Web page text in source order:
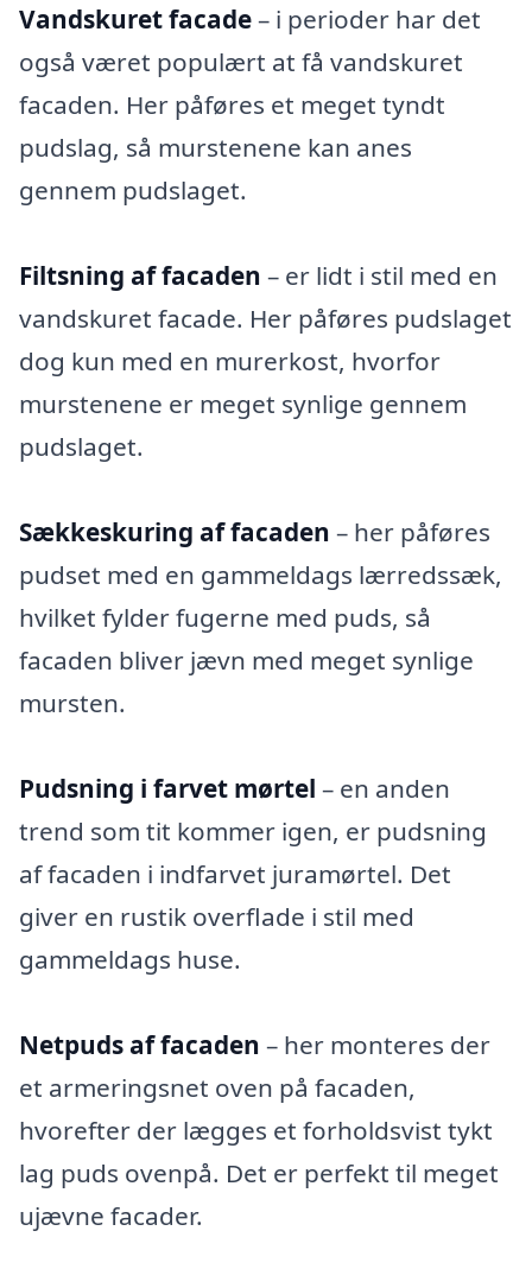
Vandskuret facade– i perioder har det
også været populært at få vandskuret
facaden. Her påføres et meget tyndt
pudslag, så murstenene kan anes
gennem pudslaget.
Filtsning af facaden – er lidt i stil med en
vandskuret facade. Her påføres pudslaget
dog kun med en murerkost, hvorfor
murstenene er meget synlige gennem
pudslaget.
Sækkeskuring af facaden – her påføres
pudset med en gammeldags lærredssæk,
hvilket fylder fugerne med puds, så
facaden bliver jævn med meget synlige
mursten.
Pudsning i farvet mørtel – en anden
trend som tit kommer igen, er pudsning
af facaden i indfarvet juramørtel. Det
giver en rustik overflade i stil med
gammeldags huse.
Netpuds af facaden – her monteres der
et armeringsnet oven på facaden,
hvorefter der lægges et forholdsvist tykt
lag puds ovenpå. Det er perfekt til meget
ujævne facader.